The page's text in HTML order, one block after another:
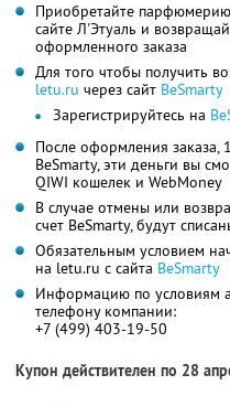
Приобретайте
сайте Л'Этуаль и
оформленного заказа
Для того чтобы получить
letu.ru через сайт BeSmarty
Зарегистрируйтесь на
После оформления заказа,
BeSmarty, эти деньги вы
QIWI кошелек и WebMoney
В случае отмены или
счет BeSmarty, будут
Обязательным условием
на letu.ru с сайта BeSmarty
Информацию по условиям
телефону компании:
+7 (499) 403-19-50
Купон действителен по 28